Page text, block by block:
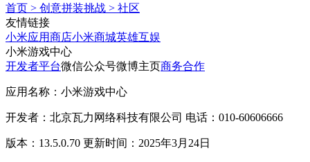
首页 > 创意拼装挑战 > 社区
友情链接
小米应用商店小米商城英雄互娱
小米游戏中心
开发者平台微信公众号微博主页商务合作
应用名称：小米游戏中心
开发者：北京瓦力网络科技有限公司 电话：010-60606666
版本：13.5.0.70 更新时间：2025年3月24日